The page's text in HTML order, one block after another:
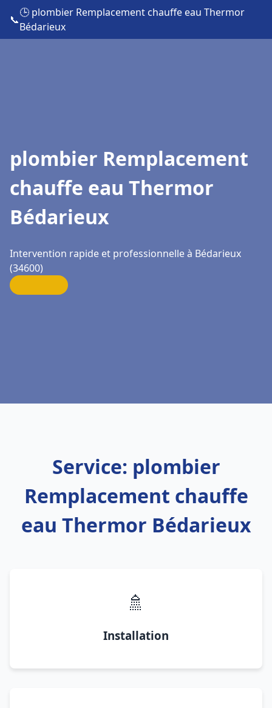
📞
🕒 plombier Remplacement chauffe eau Thermor
Bédarieux
plombier Remplacement
chauffe eau Thermor
Bédarieux
Intervention rapide et professionnelle à Bédarieux
(34600)
Service: plombier
Remplacement chauffe
eau Thermor Bédarieux
🚿
Installation